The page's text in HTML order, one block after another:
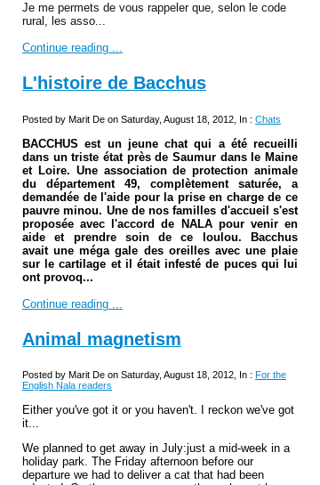
Je me permets de vous rappeler que, selon le code
rural, les asso...
Continue reading ...
L'histoire de Bacchus
Posted by Marit De on Saturday, August 18, 2012, In : Chats
BACCHUS est un jeune chat qui a été recueilli
dans un triste état près de Saumur dans le Maine
et Loire. Une association de protection animale
du département 49, complètement saturée, a
demandée de l'aide pour la prise en charge de ce
pauvre minou. Une de nos familles d'accueil s'est
proposée avec l'accord de NALA pour venir en
aide et prendre soin de ce loulou. Bacchus
avaitune méga gale des oreilles avec une plaie
sur lecartilage et il était infesté de puces qui lui
ont provoq...
Continue reading ...
Animal magnetism
Posted by Marit De on Saturday, August 18, 2012, In : For the
English Nala readers
Either you've got it or you haven't. I reckon we've got
it...
We planned to get away in July:just a mid-week in a
holiday park. The Friday afternoon before our
departure we had to deliver a cat that had been